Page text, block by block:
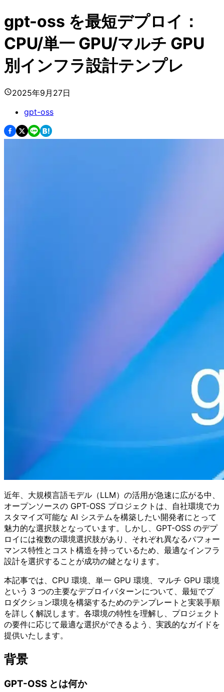
gpt-oss を最短デプロイ：
CPU/単一 GPU/マルチ GPU
別インフラ設計テンプレ
2025年9月27日
gpt-oss
近年、大規模言語モデル（LLM）の活用が急速に広がる中、
オープンソースの GPT-OSS プロジェクトは、自社環境でカ
スタマイズ可能な AI システムを構築したい開発者にとって
魅力的な選択肢となっています。しかし、GPT-OSS のデプ
ロイには複数の環境選択肢があり、それぞれ異なるパフォー
マンス特性とコスト構造を持っているため、最適なインフラ
設計を選択することが成功の鍵となります。
本記事では、CPU 環境、単一 GPU 環境、マルチ GPU 環境
という 3 つの主要なデプロイパターンについて、最短でプ
ロダクション環境を構築するためのテンプレートと実装手順
を詳しく解説します。各環境の特性を理解し、プロジェクト
の要件に応じて最適な選択ができるよう、実践的なガイドを
提供いたします。
背景
GPT-OSS とは何か